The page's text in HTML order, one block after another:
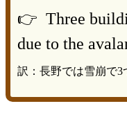
👉 Three
due to the
訳：長野では雪崩で3